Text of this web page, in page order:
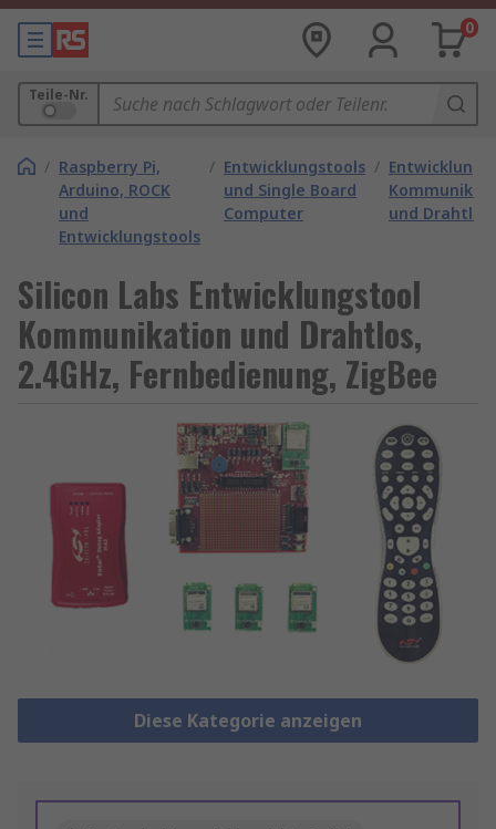
0
Teile-Nr.
/ Raspberry Pi,
Arduino, ROCK
und
Entwicklungstools
/ Entwicklungstools
und Single Board
Computer
/
und Drahtlos
Silicon Labs Entwicklungstool
Kommunikation und Drahtlos,
2.4GHz, Fernbedienung, ZigBee
Diese Kategorie anzeigen